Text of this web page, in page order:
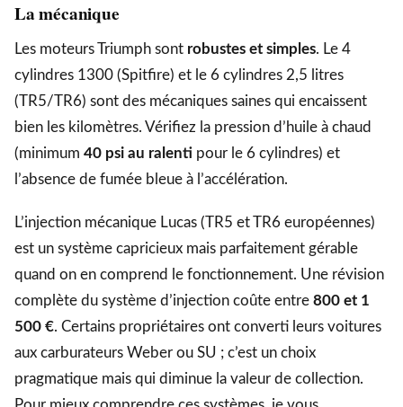
La mécanique
Les moteurs Triumph sont robustes et simples. Le 4
cylindres 1300 (Spitfire) et le 6 cylindres 2,5 litres
(TR5/TR6) sont des mécaniques saines qui encaissent
bien les kilomètres. Vérifiez la pression d’huile à chaud
(minimum 40 psi au ralenti pour le 6 cylindres) et
l’absence de fumée bleue à l’accélération.
L’injection mécanique Lucas (TR5 et TR6 européennes)
est un système capricieux mais parfaitement gérable
quand on en comprend le fonctionnement. Une révision
complète du système d’injection coûte entre 800 et 1
500 €. Certains propriétaires ont converti leurs voitures
aux carburateurs Weber ou SU ; c’est un choix
pragmatique mais qui diminue la valeur de collection.